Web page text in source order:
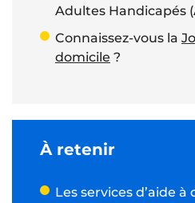
Adultes Handicapés
Connaissez-vous la
domicile ?
À retenir
Les services d’aide